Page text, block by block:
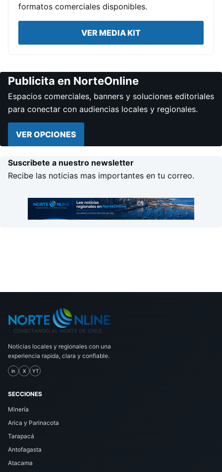
formatos comerciales disponibles.
VER MEDIA KIT
Publicita en NorteOnline
Espacios comerciales, banners y soluciones editoriales
para conectar con audiencias locales y regionales.
VER OPCIONES
Suscribete a nuestro newsletter
Recibe las noticias mas importantes en tu correo.
Noticias locales y regionales con una
experiencia rapida, clara y confiable.
in X YT
SECCIONES
Minería
Arica y Parinacota
Tarapacá
Antofagasta
Atacama